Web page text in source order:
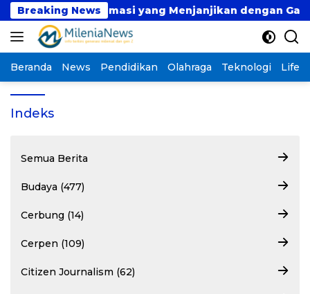
Langsung
ke
konten
Breaking News
Teknologi Informasi yang Menjanjikan dengan Gaji
Beranda News Pendidikan Olahraga Teknologi
Indeks
Semua Berita
Budaya (477)
Cerbung (14)
Cerpen (109)
Citizen Journalism (62)